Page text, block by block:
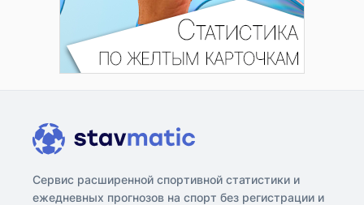
Сервис расширенной спортивной статистики и
ежедневных прогнозов на спорт без регистрации и